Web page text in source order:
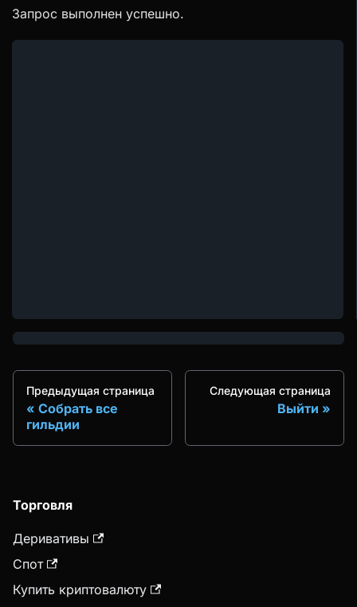
Запрос выполнен успешно.
Предыдущая страница
Собрать все
гильдии
Следующая страница
Выйти
Торговля
Деривативы
Спот
Купить криптовалюту